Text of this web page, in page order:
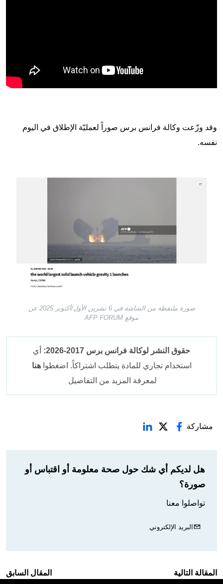
وقد وزّعت وكالة فرانس برس صوراً لعمليّة الإطلاق في اليوم
نفسه.
Image
صورة ملتقطة من الشاشة في 6 تشرين الأول/أكتوبر 2025 عن
موقع AFP FORUM
حقوق النشر لوكالة فرانس برس 2017-2026:
أي
استخدام تجاري للمادة يتطلب اشتراكاً. اضغطواهنا
لمعرفة المزيد من التفاصيل
مشاركة
هل لديكم أي شك حول صحة معلومة أو اقتباس أو
صورة؟
تواصلوا معنا
البريد الإلكتروني
المقالة التالية المقال السابق